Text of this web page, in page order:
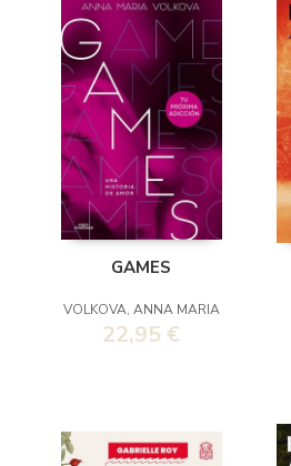
GAMES
VOLKOVA, ANNA MARIA
22,95 €